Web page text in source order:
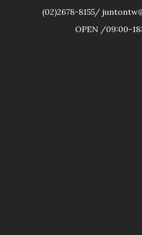
(02)2678-8155/
OPEN /09:00-